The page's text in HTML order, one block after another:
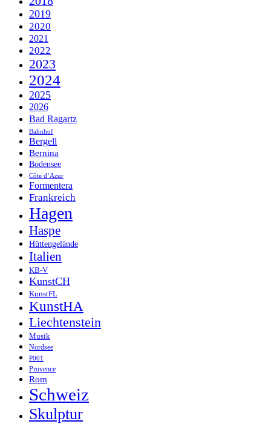
2019
2020
2021
2022
2023
2024
2025
2026
Bad Ragartz
Bahnhof
Bergell
Bernina
Bodensee
Côte d’Azur
Formentera
Frankreich
Hagen
Haspe
Hüttengelände
Italien
KB-V
KunstCH
KunstFL
KunstHA
Liechtenstein
Musik
Nordsee
P001
Provence
Rom
Schweiz
Skulptur